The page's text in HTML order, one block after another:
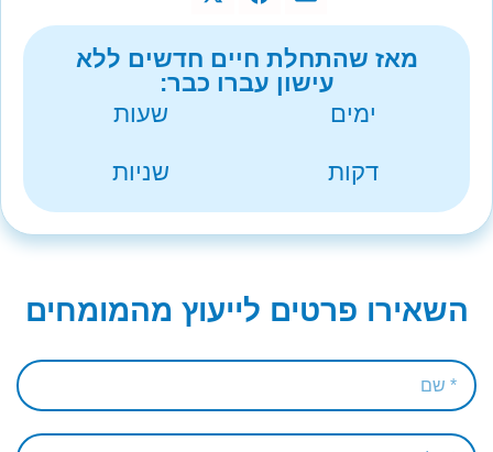
מאז שהתחלת חיים חדשים ללא
עישון עברו כבר:
ימים
שעות
דקות שניות
השאירו פרטים לייעוץ מהמומחים